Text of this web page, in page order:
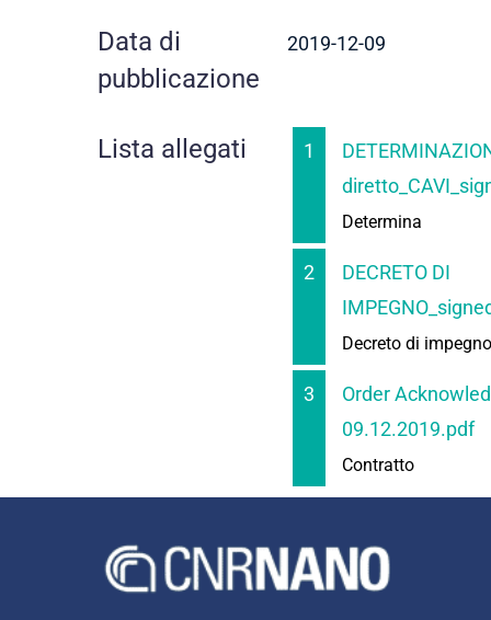
Data di
pubblicazione
2019-12-09
Lista allegati 1
Determina
2
DECRETO DI
Decreto di impegno
3
Order
09.12.2019.pdf
Contratto